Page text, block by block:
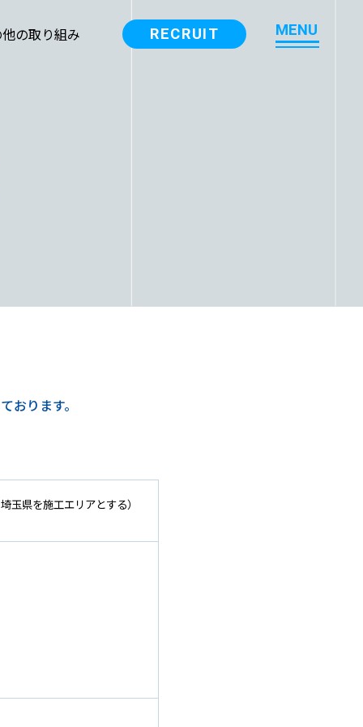
の取り組み RECRUIT
M
M
E
E
N
N
U
U
おります。
玉県を施工エリアとする）